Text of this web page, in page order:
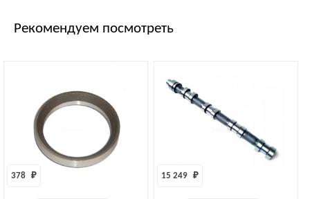
Рекомендуем посмотреть
378 ₽ 15 249 ₽